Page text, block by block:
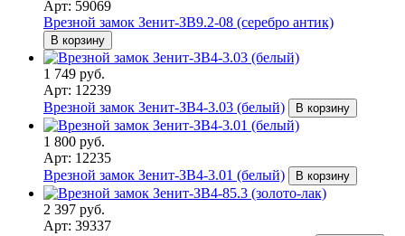
Арт: 59069
Врезной замок Зенит-ЗВ9.2-08 (серебро антик)
В корзину
1 749 руб.
Арт: 12239
Врезной замок Зенит-ЗВ4-3.03 (белый)
В корзину
1 800 руб.
Арт: 12235
Врезной замок Зенит-ЗВ4-3.01 (белый)
В корзину
2 397 руб.
Арт: 39337